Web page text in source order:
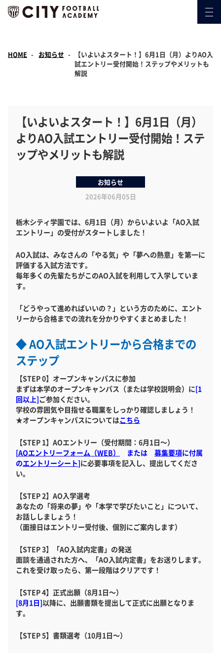
HOME お知らせ
【いよいよスタート！】6月1日（月）よりAO入
試エントリー受付開始！ステップやメリットも
解説
【いよいよスタート！】6月1日（月）
よりAO入試エントリー受付開始！ステ
ップやメリットも解説
お知らせ
2026年06月05日
栃木シティ学園では、6月1日（月）からいよいよ「AO入試
エントリー」の受付がスタートしました！
AO入試は、みなさんの「やる気」や「夢への熱意」を第一に
評価する入試方法です。
毎年多くの先輩たちがこのAO入試を利用して入学していま
す。
「どうやって進めればいいの？」という方のために、エント
リーから合格までの流れを分かりやすくまとめました！
◆ AO入試エントリーから合格までの
ステップ
【STEP 0】オープンキャンパスに参加
まずは本学のオープンキャンパス（または学校説明会）に[1
回以上]ご参加ください。
学校の雰囲気や目指せる職業をしっかり確認しましょう！
★オープンキャンパスについてはこちら
【STEP 1】AOエントリー（受付期間：6月1日～）
[AOエントリーフォーム（WEB） または 募集要項に付属
のエントリーシート]に必要事項を記入し、提出してくださ
い。
【STEP 2】AO入学選考
あなたの「将来の夢」や「本学で学びたいこと」について、
お話ししましょう！
（面接日はエントリー受付後、個別にご案内します）
【STEP 3】「AO入試内定書」の発送
面談を通過された方へ、「AO入試内定書」をお送りします。
これを受け取ったら、第一段階はクリアです！
【STEP 4】正式出願（8月1日～）
[8月1日]以降に、出願書類を提出して正式に出願となりま
す。
【STEP 5】書類選考（10月1日～）